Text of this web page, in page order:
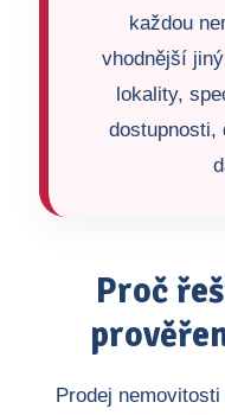
každou
vhodnější
lokality,
dostupnosti,
Proč
Prodej